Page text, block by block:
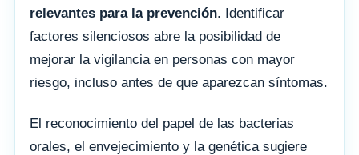
relevantes para la prevención. Identificar
factores silenciosos abre la posibilidad de
mejorar la vigilancia en personas con mayor
riesgo, incluso antes de que aparezcan síntomas.
El reconocimiento del papel de las bacterias
orales, el envejecimiento y la genética sugiere